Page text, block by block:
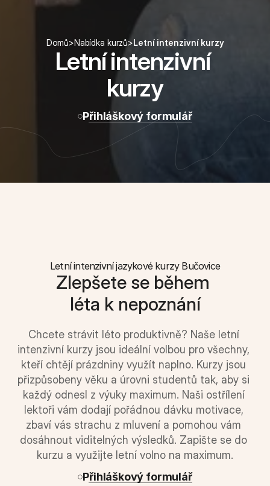
Domů>Nabídka kurzů>Letní intenzivní kurzy
Letní intenzivní
kurzy
Přihláškový formulář
Letní intenzivní jazykové kurzy Bučovice
Zlepšete se během
léta k nepoznání
Chcete strávit léto produktivně? Naše letní
intenzivní kurzy jsou ideální volbou pro všechny,
kteří chtějí prázdniny využít naplno. Kurzy jsou
přizpůsobeny věku a úrovni studentů tak, aby si
každý odnesl z výuky maximum. Naši ostřílení
lektoři vám dodají pořádnou dávku motivace,
zbaví vás strachu z mluvení a pomohou vám
dosáhnout viditelných výsledků. Zapište se do
kurzu a využijte letní volno na maximum.
Přihláškový formulář